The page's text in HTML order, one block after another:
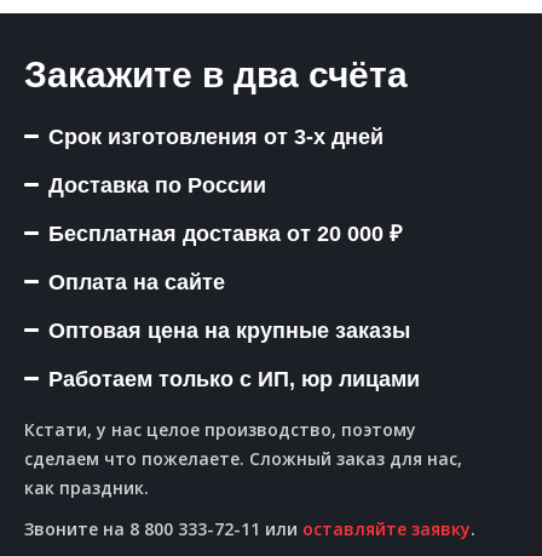
Закажите в два счёта
Срок изготовления от 3-х дней
Доставка по России
Бесплатная доставка от 20 000 ₽
Оплата на сайте
Оптовая цена на крупные заказы
Работаем только с ИП, юр лицами
Кстати, у нас целое производство, поэтому
сделаем что пожелаете. Сложный заказ для нас,
как праздник.
Звоните на 8 800 333-72-11 или оставляйте заявку.